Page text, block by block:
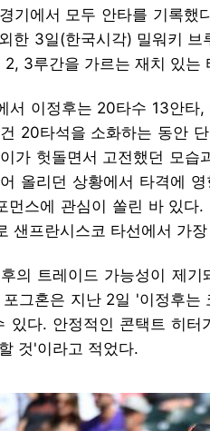
기에서 모두 안타를 기록했
한 3일(한국시각) 밀워키
2, 3루간을 가르는 재치 있는
서 이정후는 20타수 13안
20타석을 소화하는 동안
가 헛돌면서 고전했던 모
올리던 상황에서 타격에
먼스에 관심이 쏠린 바 있다
샌프란시스코 타선에서 가
의 트레이드 가능성이 제
그혼은 지난 2일 '이정후는
있다. 안정적인 콘택트 히
것'이라고 적었다.